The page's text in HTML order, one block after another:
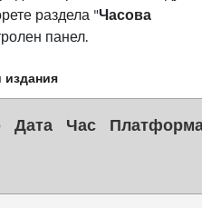
раздела "Часова
панел.
издания
Дата Час